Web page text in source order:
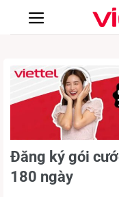
Đăng ký gói
180 ngày